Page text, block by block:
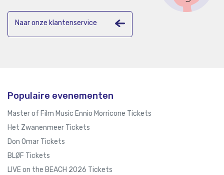
Naar onze klantenservice
Populaire evenementen
Master of Film Music Ennio Morricone Tickets
Het Zwanenmeer Tickets
Don Omar Tickets
BLØF Tickets
LIVE on the BEACH 2026 Tickets